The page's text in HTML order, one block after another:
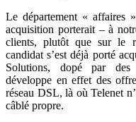
Le département « affaires
acquisition porterait – à
clients, plutôt que sur le
candidat s’est déjà porté
Solutions, dopé par des
développe en effet des
réseau DSL, là où Telenet
câblé propre.